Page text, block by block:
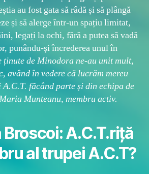
au fost gata să râdă și să plângă
și să alerge într-un spațiu limitat,
legați la ochi, fără a putea să vadă
punându-și încrederea unul în
ținute de Minodora ne-au unit mult,
având în vedere că lucrăm mereu
făcând parte și din echipa de
Munteanu, membru activ.
A.C.T.riță
al trupei A.C.T?